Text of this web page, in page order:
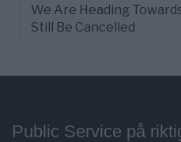
We Are Heading
Still Be Cancelled
Public Service på